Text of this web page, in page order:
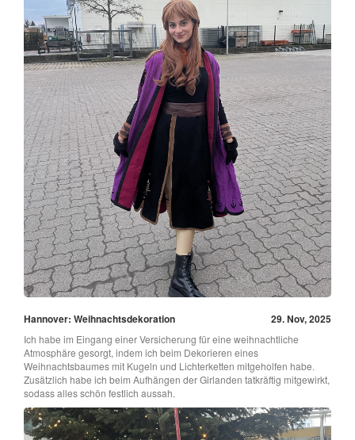
Hannover: Weihnachtsdekoration 29. Nov, 2025
Ich habe im Eingang einer Versicherung für eine weihnachtliche
Atmosphäre gesorgt, indem ich beim Dekorieren eines
Weihnachtsbaumes mit Kugeln und Lichterketten mitgeholfen habe.
Zusätzlich habe ich beim Aufhängen der Girlanden tatkräftig mitgewirkt,
sodass alles schön festlich aussah.